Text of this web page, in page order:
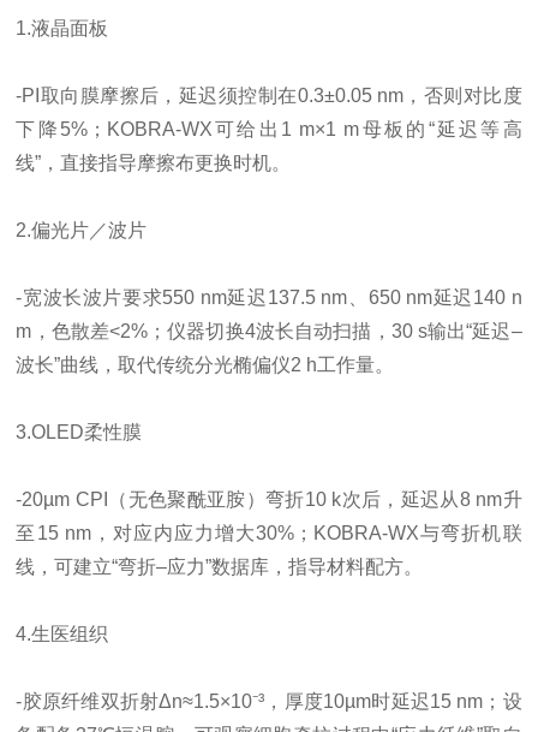
1.液晶面板
-PI取向膜摩擦后，延迟须控制在0.3±0.05 nm，否则对比度
下降5%；KOBRA-WX可给出1 m×1 m母板的“延迟等高
线”，直接指导摩擦布更换时机。
2.偏光片／波片
-宽波长波片要求550 nm延迟137.5 nm、650 nm延迟140 n
m，色散差<2%；仪器切换4波长自动扫描，30 s输出“延迟–
波长”曲线，取代传统分光椭偏仪2 h工作量。
3.OLED柔性膜
-20µm CPI（无色聚酰亚胺）弯折10 k次后，延迟从8 nm升
至15 nm，对应内应力增大30%；KOBRA-WX与弯折机联
线，可建立“弯折–应力”数据库，指导材料配方。
4.生医组织
-胶原纤维双折射Δn≈1.5×10⁻³，厚度10µm时延迟15 nm；设